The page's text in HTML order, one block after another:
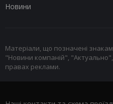
Новини
Матеріали, що позначені
"Новини компаній",
правах реклами.